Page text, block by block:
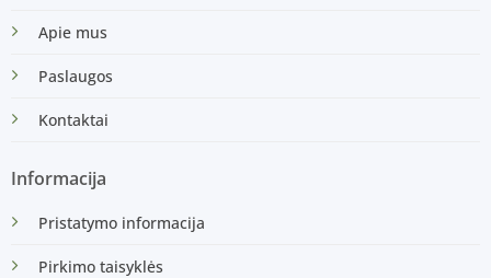
Apie mus
Paslaugos
Kontaktai
Informacija
Pristatymo informacija
Pirkimo taisyklės